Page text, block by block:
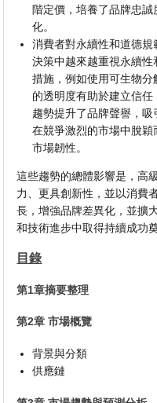
階定價，培養了品牌忠
化。
消費者對永續性和道德
決策中越來越重視永續
措施，例如使用可生物
的透明度有助於建立信
趨勢提升了品牌聲譽，
在競爭激烈的市場中脫
市場韌性。
這些趨勢的總體影響是，高
力、更具創新性，並以消費
長，增強品牌差異化，並擴
和技術進步中取得持續成功
目錄
第1章摘要整理
第2章 市場概覽
背景與分類
供應鏈